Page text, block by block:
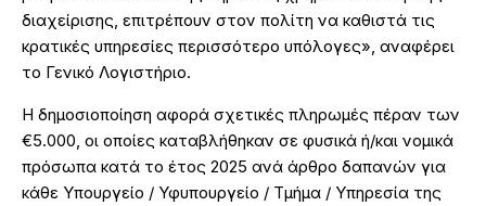
διαχείρισης, επιτρέπουν στον πολίτη να καθιστά τις
κρατικές υπηρεσίες περισσότερο υπόλογες», αναφέρει
το Γενικό Λογιστήριο.
Η δημοσιοποίηση αφορά σχετικές πληρωμές πέραν των
€5.000, οι οποίες καταβλήθηκαν σε φυσικά ή/και νομικά
πρόσωπα κατά το έτος 2025 ανά άρθρο δαπανών για
κάθε Υπουργείο / Υφυπουργείο / Τμήμα / Υπηρεσία της